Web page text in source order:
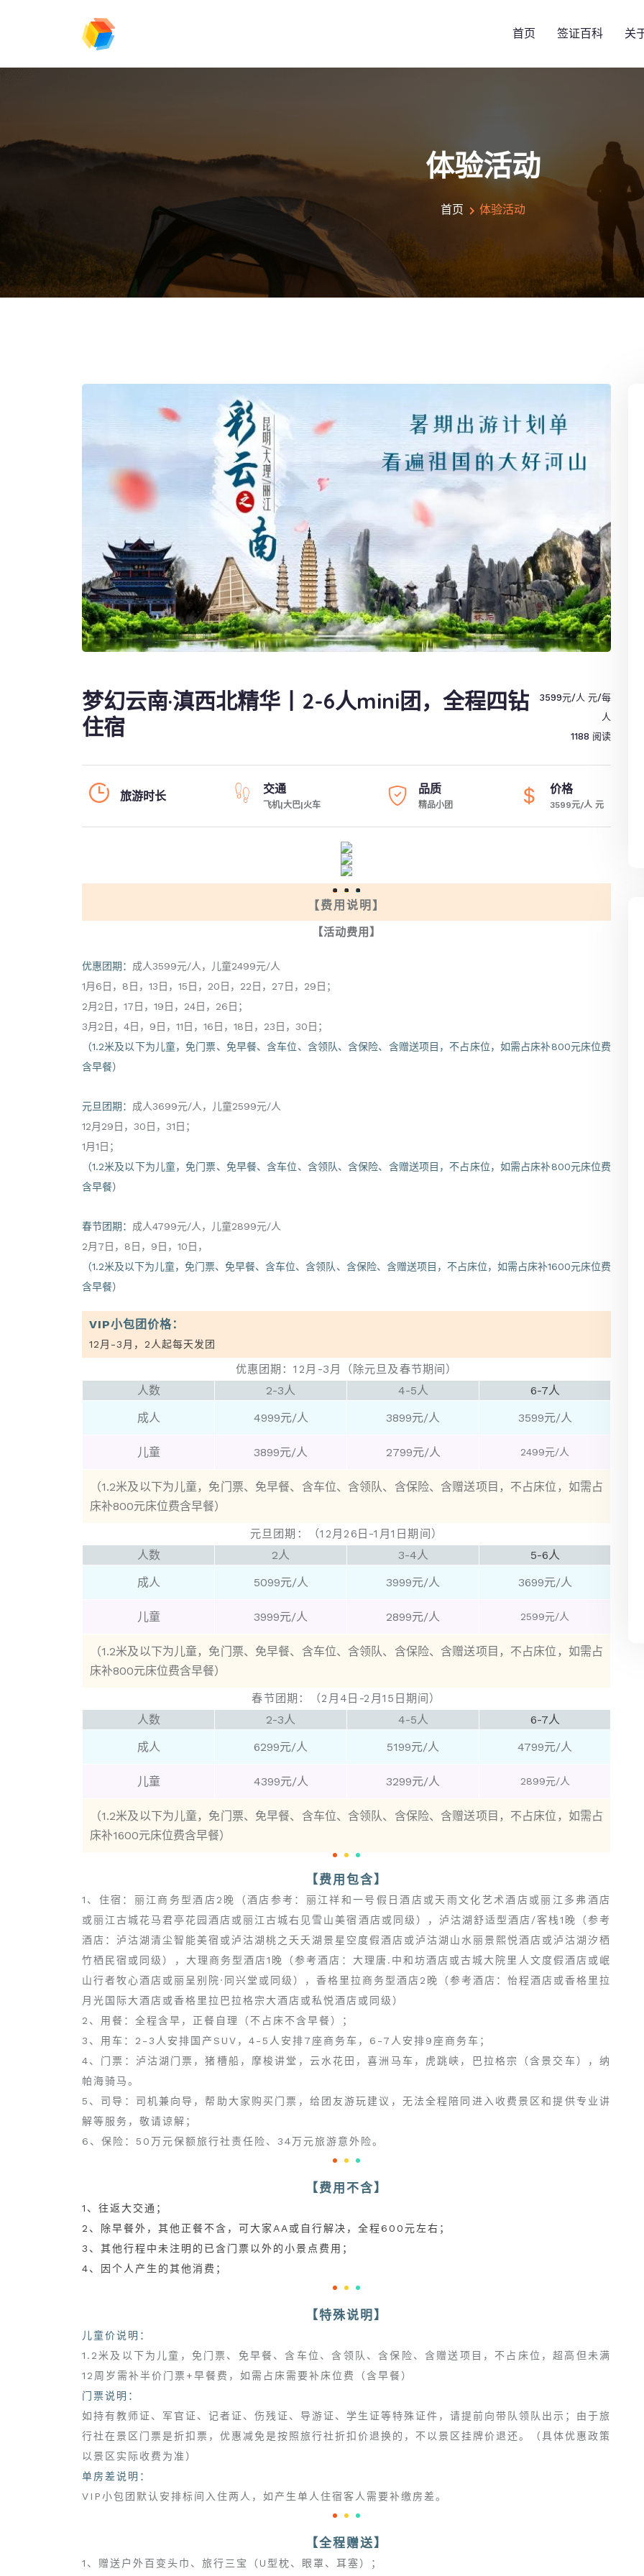
首页 签证百科 关
体验活动
首页 体验活动
梦幻云南·滇西北精华丨2-6人mini团，全程四钻
住宿
3599元/人 元/每
人
1188 阅读
旅游时长
交通
飞机|大巴|火车
品质
精品小团
价格
3599元/人 元
<svg viewbox="0 0 1 1" style="float:left;line-height:0;width:0;vertical-align:top;"></svg>
<svg viewbox="0 0 1 1" style="float:left;line-height:0;width:0;vertical-align:top;"></svg><svg viewbox="0 0 1 1" style="float:left;line-height:0;width:0;vertical-align:top;"></svg>
【费用说明 】
【活动费用】
优惠团期： 成人3599元/人，儿童2499元/人
1月6日，8日，13日，15日，20日，22日，27日，29日；
2月2日，17日，19日，24日，26日；
3月2日，4日，9日，11日，16日，18日，23日，30日；
（1.2米及以下为儿童，免门票、免早餐、含车位、含领队、含保险、含赠送项目，不占床位，如需占床补800元床位费
含早餐）
元旦团期： 成人3699元/人，儿童2599元/人
12月29日，30日，31日；
1月1日；
（1.2米及以下为儿童，免门票、免早餐、含车位、含领队、含保险、含赠送项目，不占床位，如需占床补800元床位费
含早餐）
春节团期： 成人4799元/人，儿童2899元/人
2月7日，8日，9日，10日，
（1.2米及以下为儿童，免门票、免早餐、含车位、含领队、含保险、含赠送项目，不占床位，如需占床补1600元床位费
含早餐）
VIP小包团价格：
12月-3月，2人起每天发团
优惠团期：12月-3月（除元旦及春节期间）
人数 2-3人 4-5人
6-7人
成人
4999元/人 3899元/人 3599元/人
儿童 3899元/人 2799元/人 2499元/人
（1.2米及以下为儿童，免门票、免早餐、含车位、含领队、含保险、含赠送项目，不占床位，如需占
床补800元床位费含早餐）
元旦团期：（12月26日-1月1日期间）
人数 2人 3-4人
5-6人
成人
5099元/人 3999元/人 3699元/人
儿童 3999元/人 2899元/人 2599元/人
（1.2米及以下为儿童，免门票、免早餐、含车位、含领队、含保险、含赠送项目，不占床位，如需占
床补800元床位费含早餐）
春节团期：（2月4日-2月15日期间）
人数 2-3人 4-5人
6-7人
成人
6299元/人 5199元/人 4799元/人
儿童 4399元/人 3299元/人 2899元/人
（1.2米及以下为儿童，免门票、免早餐、含车位、含领队、含保险、含赠送项目，不占床位，如需占
床补1600元床位费含早餐）
<svg
viewbox="0
0
1
style="float:left;line-
height:0;width:0;vertical-
align:top;">
</svg>
<svg
viewbox="0
0
1
style="float:left;line-
height:0;width:0;vertical-
align:top;">
</svg>
<svg
viewbox="0
1
style="float:left;line-
height:0;width:0;vertical-
align:top;">
</svg>
【费用包含】
1、住宿：丽江商务型酒店2晚（酒店参考：丽江祥和一号假日酒店或天雨文化艺术酒店或丽江多弗酒店
或丽江古城花马君亭花园酒店或丽江古城右见雪山美宿酒店或同级），泸沽湖舒适型酒店/客栈1晚（参考
酒店：泸沽湖清尘智能美宿或泸沽湖桃之夭夭湖景星空度假酒店或泸沽湖山水丽景熙悦酒店或泸沽湖汐栖
竹栖民宿或同级），大理商务型酒店1晚（参考酒店：大理唐.中和坊酒店或古城大院里人文度假酒店或岷
山行者牧心酒店或丽呈别院·同兴堂或同级），香格里拉商务型酒店2晚（参考酒店：怡程酒店或香格里拉
月光国际大酒店或香格里拉巴拉格宗大酒店或私悦酒店或同级）
2、用餐：全程含早，正餐自理（不占床不含早餐）；
3、用车：2-3人安排国产SUV，4-5人安排7座商务车，6-7人安排9座商务车；
4、门票：泸沽湖门票，猪槽船，摩梭讲堂，云水花田，喜洲马车，虎跳峡，巴拉格宗（含景交车），纳
帕海骑马。
5、司导：司机兼向导，帮助大家购买门票，给团友游玩建议，无法全程陪同进入收费景区和提供专业讲
解等服务，敬请谅解；
6、保险：50万元保额旅行社责任险、34万元旅游意外险。
<svg
viewbox="0
1"
style="float:left;line-
align:top;">
<svg
viewbox="0
1"
style="float:left;line-
align:top;">
<svg
viewbox="0
1"
align:top;">
【费用不含】
1、往返大交通；
2、除早餐外，其他正餐不含，可大家AA或自行解决，全程600元左右；
3、其他行程中未注明的已含门票以外的小景点费用；
4、因个人产生的其他消费；
<svg
viewbox="0
1"
style="float:left;line-
align:top;">
</svg>
<svg
viewbox="0
1"
style="float:left;line-
align:top;">
</svg>
<svg
viewbox="0
1"
style="float:left;line-
align:top;">
</svg>
【特殊说明】
儿童价说明：
1.2米及以下为儿童，免门票、免早餐、含车位、含领队、含保险、含赠送项目，不占床位，超高但未满
12周岁需补半价门票+早餐费，如需占床需要补床位费（含早餐）
门票说明：
如持有教师证、军官证、记者证、伤残证、导游证、学生证等特殊证件，请提前向带队领队出示；由于旅
行社在景区门票是折扣票，优惠减免是按照旅行社折扣价退换的，不以景区挂牌价退还。（具体优惠政策
以景区实际收费为准）
单房差说明：
VIP小包团默认安排标间入住两人，如产生单人住宿客人需要补缴房差。
<svg
viewbox="0
0
<svg
viewbox="0
0
<svg
viewbox="0
0
【全程赠送】
1、赠送户外百变头巾、旅行三宝（U型枕、眼罩、耳塞）；